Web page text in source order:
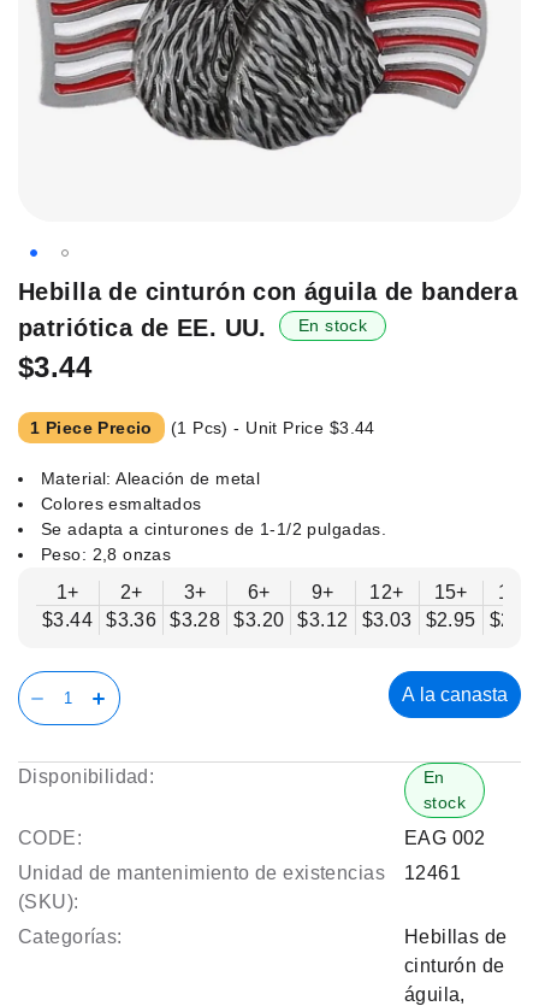
Saltar
principio
de
la
galería
de
Hebilla de cinturón con águila de bandera
patriótica de EE. UU.
En stock
$3.44
1 Piece Precio (1 Pcs) - Unit Price $3.44
Material: Aleación de metal
Colores esmaltados
Se adapta a cinturones de 1-1/2 pulgadas.
Peso: 2,8 onzas
1+
$3.44
2+
$3.36
3+
$3.28
6+
$3.20
9+
$3.12
12+
$3.03
15+
$2.95
18+
$2.87
A la canasta
Disponibilidad:
En
stock
CODE:
EAG 002
Unidad de mantenimiento de existencias
(SKU):
12461
Categorías:
Hebillas de
cinturón de
águila,